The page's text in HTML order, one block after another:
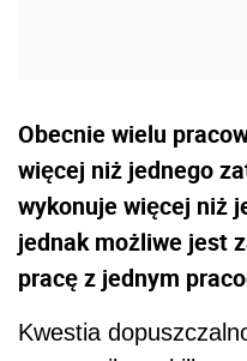
Obecnie wielu
więcej niż jednego
wykonuje więcej niż
jednak możliwe jest
pracę z jednym
Kwestia